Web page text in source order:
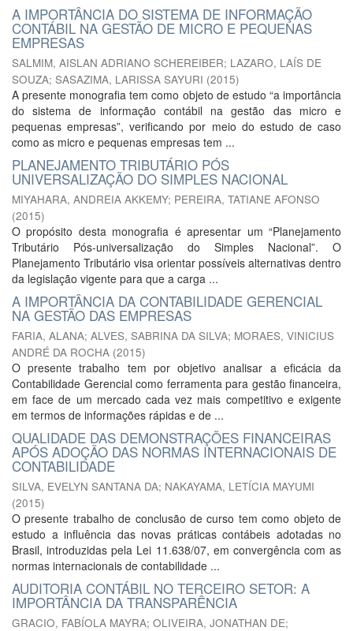
A IMPORTÂNCIA DO SISTEMA DE INFORMAÇÃO
CONTÁBIL NA GESTÃO DE MICRO E PEQUENAS
EMPRESAS
SALMIM, AISLAN ADRIANO SCHEREIBER; LAZARO, LAÍS DE
SOUZA; SASAZIMA, LARISSA SAYURI (2015)
A presente monografia tem como objeto de estudo “a importância
do sistema de informação contábil na gestão das micro e
pequenas empresas”, verificando por meio do estudo de caso
como as micro e pequenas empresas tem ...
PLANEJAMENTO TRIBUTÁRIO PÓS
UNIVERSALIZAÇÃO DO SIMPLES NACIONAL
MIYAHARA, ANDREIA AKKEMY; PEREIRA, TATIANE AFONSO
(2015)
O propósito desta monografia é apresentar um “Planejamento
Tributário Pós-universalização do Simples Nacional”. O
Planejamento Tributário visa orientar possíveis alternativas dentro
da legislação vigente para que a carga ...
A IMPORTÂNCIA DA CONTABILIDADE GERENCIAL
NA GESTÃO DAS EMPRESAS
FARIA, ALANA; ALVES, SABRINA DA SILVA; MORAES, VINICIUS
ANDRÉ DA ROCHA (2015)
O presente trabalho tem por objetivo analisar a eficácia da
Contabilidade Gerencial como ferramenta para gestão financeira,
em face de um mercado cada vez mais competitivo e exigente
em termos de informações rápidas e de ...
QUALIDADE DAS DEMONSTRAÇÕES FINANCEIRAS
APÓS ADOÇÃO DAS NORMAS INTERNACIONAIS DE
CONTABILIDADE
SILVA, EVELYN SANTANA DA; NAKAYAMA, LETÍCIA MAYUMI
(2015)
O presente trabalho de conclusão de curso tem como objeto de
estudo a influência das novas práticas contábeis adotadas no
Brasil, introduzidas pela Lei 11.638/07, em convergência com as
normas internacionais de contabilidade ...
AUDITORIA CONTÁBIL NO TERCEIRO SETOR: A
IMPORTÂNCIA DA TRANSPARÊNCIA
GRACIO, FABÍOLA MAYRA; OLIVEIRA, JONATHAN DE;